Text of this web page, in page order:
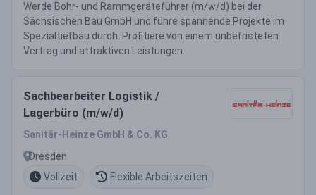
Werde Bohr- und Rammgeräteführer (m/w/d) bei der
Sächsischen Bau GmbH und führe spannende Projekte im
Spezialtiefbau durch. Profitiere von einem unbefristeten
Vertrag und attraktiven Leistungen.
Sachbearbeiter Logistik /
Lagerbüro (m/w/d)
Sanitär-Heinze GmbH & Co. KG
Dresden
Vollzeit
Flexible Arbeitszeiten